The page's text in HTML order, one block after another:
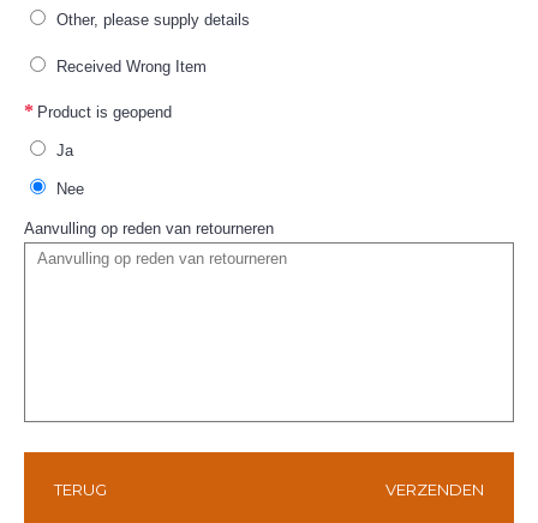
Other, please supply details
Received Wrong Item
Product is geopend
Ja
Nee
Aanvulling op reden van retourneren
TERUG